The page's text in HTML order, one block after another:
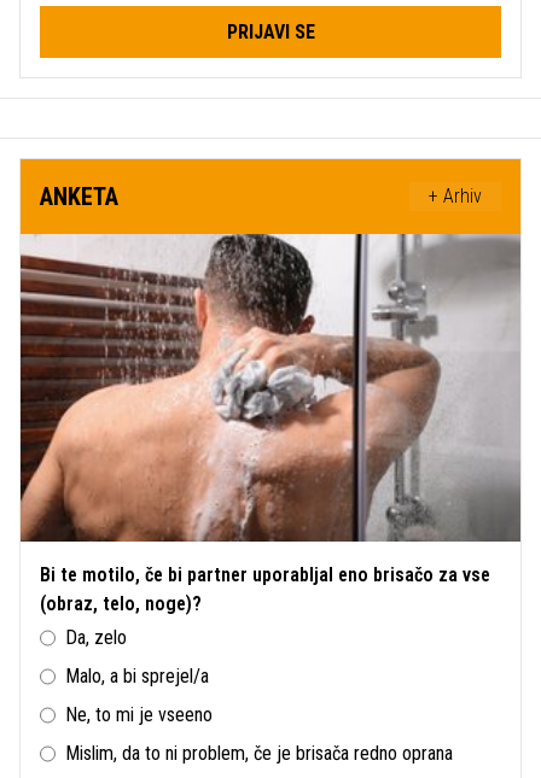
PRIJAVI SE
ANKETA + Arhiv
Bi te motilo, če bi partner uporabljal eno brisačo za vse
(obraz, telo, noge)?
Da, zelo
Malo, a bi sprejel/a
Ne, to mi je vseeno
Mislim, da to ni problem, če je brisača redno oprana